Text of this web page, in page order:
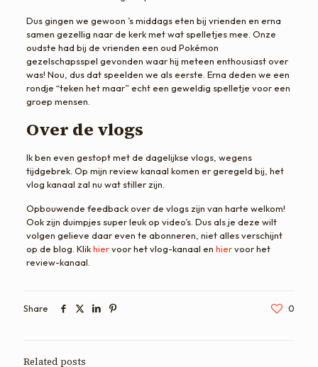
Dus gingen we gewoon ’s middags eten bij vrienden en erna
samen gezellig naar de kerk met wat spelletjes mee. Onze
oudste had bij de vrienden een oud Pokémon
gezelschapsspel gevonden waar hij meteen enthousiast over
was! Nou, dus dat speelden we als eerste. Erna deden we een
rondje “teken het maar” echt een geweldig spelletje voor een
groep mensen.
Over de vlogs
Ik ben even gestopt met de dagelijkse vlogs, wegens
tijdgebrek. Op mijn review kanaal komen er geregeld bij, het
vlog kanaal zal nu wat stiller zijn.
Opbouwende feedback over de vlogs zijn van harte welkom!
Ook zijn duimpjes super leuk op video’s. Dus als je deze wilt
volgen gelieve daar even te abonneren, niet alles verschijnt
op de blog. Klikhiervoor het vlog-kanaal en hiervoor het
review-kanaal.
Share 0
Related posts